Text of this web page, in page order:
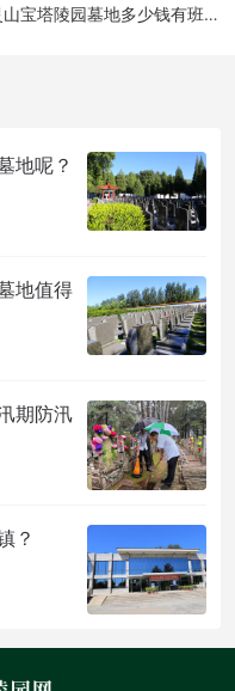
山宝塔陵园墓地多少钱有班车
地呢？
地值得
期防汛
？